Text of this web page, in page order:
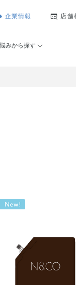
企業情報 店舗
みから探す